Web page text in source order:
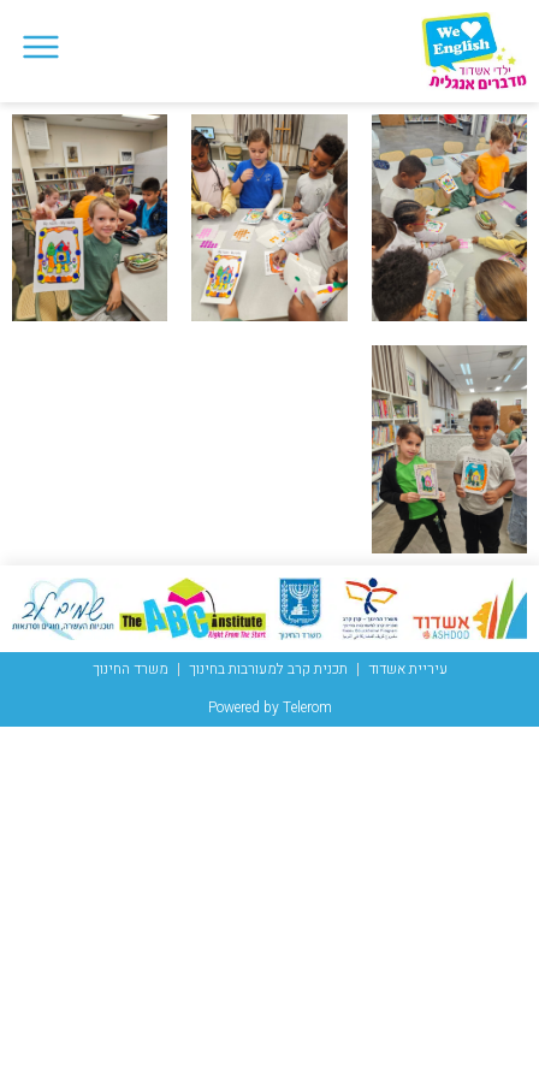
עיריית אשדוד תכנית קרב למעורבות בחינוך
משרד החינוך
Powered by Telerom